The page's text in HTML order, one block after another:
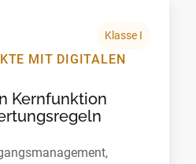
Klasse I
MIT DIGITALEN
Kernfunktion